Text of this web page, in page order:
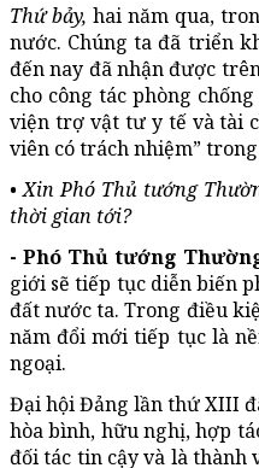
Thứ bảy, hai năm qua,
nước. Chúng ta đã triển
đến nay đã nhận được
cho công tác phòng
viện trợ vật tư y tế và tài
viên có trách nhiệm”
• Xin Phó Thủ tướng
thời gian tới?
- Phó Thủ tướng
giới sẽ tiếp tục diễn biến
đất nước ta. Trong điều
năm đổi mới tiếp tục là
ngoại.
Đại hội Đảng lần thứ XIII
hòa bình, hữu nghị, hợp
đối tác tin cậy và là thành